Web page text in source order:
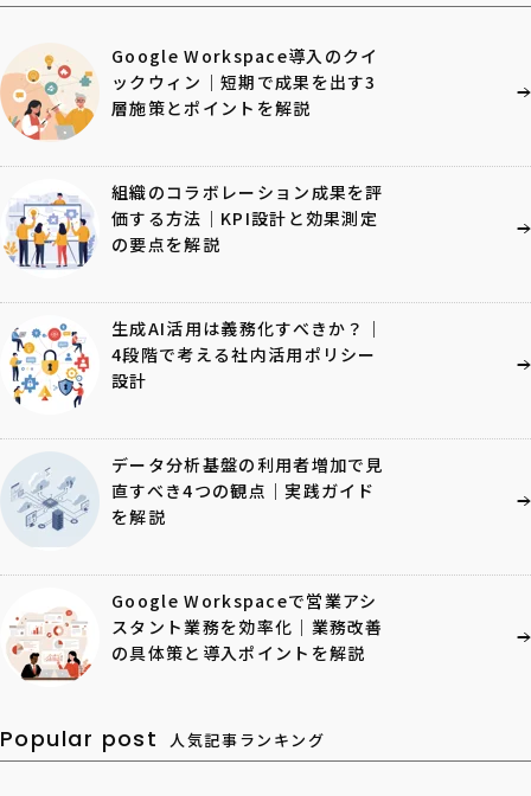
Google Workspace導入のクイ
ックウィン｜短期で成果を出す3
層施策とポイントを解説
組織のコラボレーション成果を評
価する方法｜KPI設計と効果測定
の要点を解説
生成AI活用は義務化すべきか？｜
4段階で考える社内活用ポリシー
設計
データ分析基盤の利用者増加で見
直すべき4つの観点｜実践ガイド
を解説
Google Workspaceで営業アシ
スタント業務を効率化｜業務改善
の具体策と導入ポイントを解説
Popular post 人気記事ランキング